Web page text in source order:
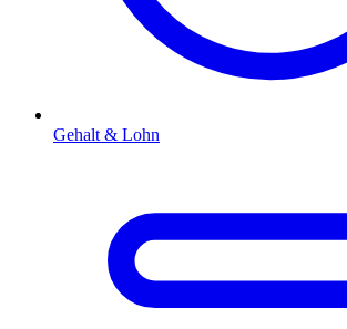
Gehalt & Lohn